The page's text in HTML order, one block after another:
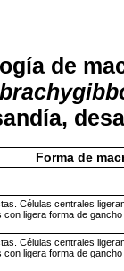
de
Forma de
Células centrales
con ligera forma de
Células centrales
con ligera forma de